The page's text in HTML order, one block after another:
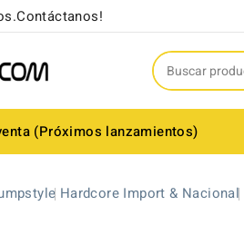
(Próximos lanzamientos)
Hardcore Import & Nacional